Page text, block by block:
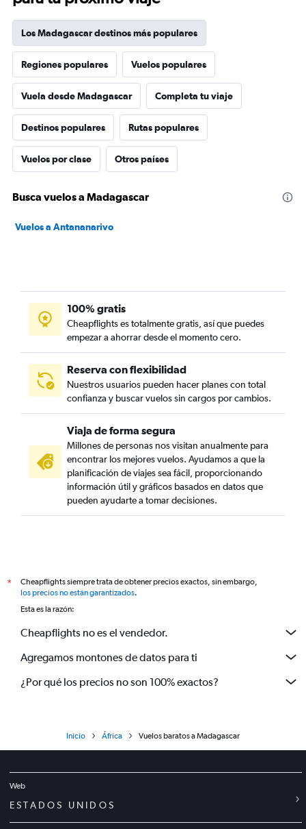
Los Madagascar destinos más populares
Regiones populares Vuelos populares
Vuela desde Madagascar Completa tu viaje
Destinos populares Rutas populares
Vuelos por clase Otros países
Busca vuelos a Madagascar
Vuelos a Antananarivo
100% gratis
Cheapflights es totalmente gratis, así que puedes
empezar a ahorrar desde el momento cero.
Reserva con flexibilidad
Nuestros usuarios pueden hacer planes con total
confianza y buscar vuelos sin cargos por cambios.
Viaja de forma segura
Millones de personas nos visitan anualmente para
encontrar los mejores vuelos. Ayudamos a que la
planificación de viajes sea fácil, proporcionando
información útil y gráficos basados en datos que
pueden ayudarte a tomar decisiones.
*
Cheapflights siempre trata de obtener precios exactos, sin embargo,
los precios no están garantizados.
Esta es la razón:
Cheapflights no es el vendedor.
Agregamos montones de datos para ti
¿Por qué los precios no son 100% exactos?
Inicio África Vuelos baratos a Madagascar
Web
ESTADOS UNIDOS